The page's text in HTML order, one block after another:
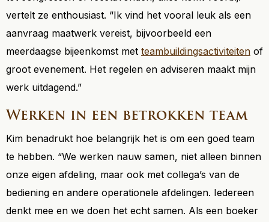
vertelt ze enthousiast. “Ik vind het vooral leuk als een
aanvraag maatwerk vereist, bijvoorbeeld een
meerdaagse bijeenkomst met teambuildingsactiviteiten of
groot evenement. Het regelen en adviseren maakt mijn
werk uitdagend.”
Werken in een betrokken team
Kim benadrukt hoe belangrijk het is om een goed team
te hebben. “We werken nauw samen, niet alleen binnen
onze eigen afdeling, maar ook met collega’s van de
bediening en andere operationele afdelingen. Iedereen
denkt mee en we doen het echt samen. Als een boeker